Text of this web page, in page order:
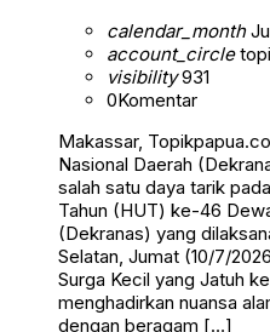
calendar_month
account_circle
visibility931
0Komentar
Makassar,
Nasional Daerah
salah satu daya tarik
Tahun (HUT) ke-46
(Dekranas) yang
Selatan, Jumat (10/7/
Surga Kecil yang Jatuh
menghadirkan nuansa
dengan beragam […]